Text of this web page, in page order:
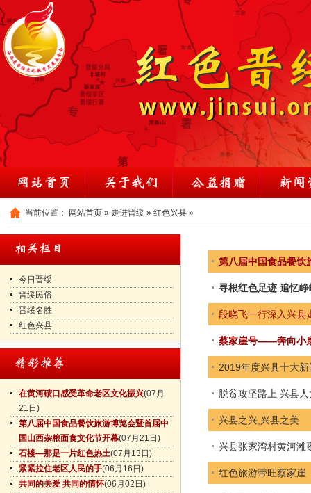
当前位置： 网站首页 » 走进晋绥 » 红色兴县 »
今日晋绥
晋绥民俗
晋绥名胜
红色兴县
在黄河碛口感受革命老区文化振兴(07月
21日)
第八届中国食品餐饮旅游博览会暨首届中
国山西杂粮面食文化节开幕(07月21日)
石楼—那是一片红色热土(07月13日)
紧紧拉住老区人民的手(06月16日)
共同的关爱 共同的情怀(06月02日)
第八届中国食品餐饮
寻根红色足迹 追忆
段晓飞一行深入兴县
蔡家崖号——奔向小
2019年度兴县十大新
脱贫攻坚路上 兴县
兴县之兴,兴县之美
兴县张家湾村黄河滩
红色旅游带旺蔡家崖